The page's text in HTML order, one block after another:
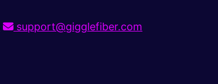
support@gigglefiber.com